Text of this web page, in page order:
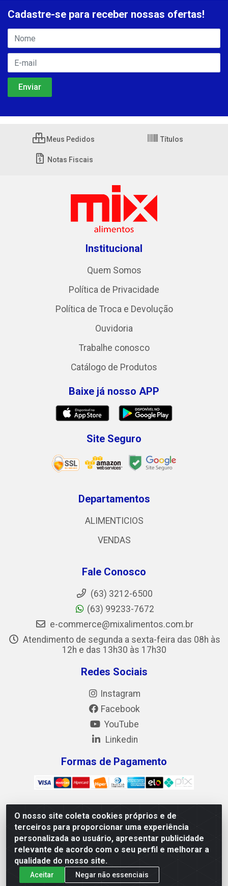
O nosso site coleta cookies próprios e de
terceiros para proporcionar uma experiência
personalizada ao usuário, apresentar publicidade
relevante de acordo com o seu perfil e melhorar a
qualidade do nosso site.
Aceitar Negar não essenciais
Cadastre-se para receber nossas ofertas!
Meus Pedidos Títulos
Notas Fiscais
Institucional
Quem Somos
Política de Privacidade
Política de Troca e Devolução
Ouvidoria
Trabalhe conosco
Catálogo de Produtos
Baixe já nosso APP
Site Seguro
Departamentos
ALIMENTICIOS
VENDAS
Fale Conosco
(63) 3212-6500
(63) 99233-7672
e-commerce@mixalimentos.com.br
Atendimento de segunda a sexta-feira das 08h às
12h e das 13h30 às 17h30
Redes Sociais
Instagram
Facebook
YouTube
Linkedin
Formas de Pagamento
Mix Alimentos LTDA - Quadra Asr Ne 55 (412 Norte), Alameda
02, S/N - Plano Diretor Norte, Palmas/TO - CEP 77.006-540 -
CNPJ 05.922.500/0001-02